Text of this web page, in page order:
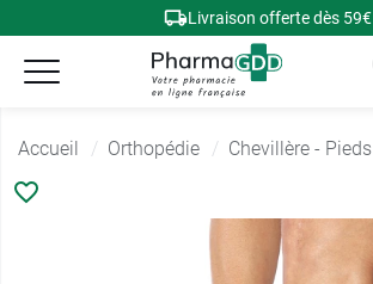
Livraison offerte dès 59€
Accueil Orthopédie Chevillère - Pieds